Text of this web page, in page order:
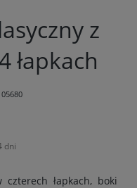
z
łapkach
dni
łapkach, boki